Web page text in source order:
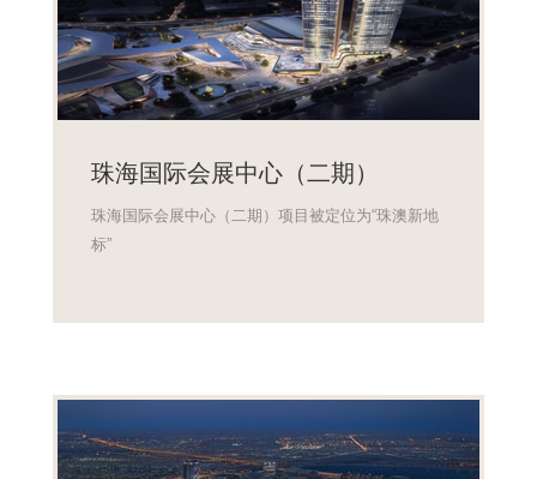
珠海国际会展中心（二期）
珠海国际会展中心（二期）项目被定位为“珠澳新地
标”